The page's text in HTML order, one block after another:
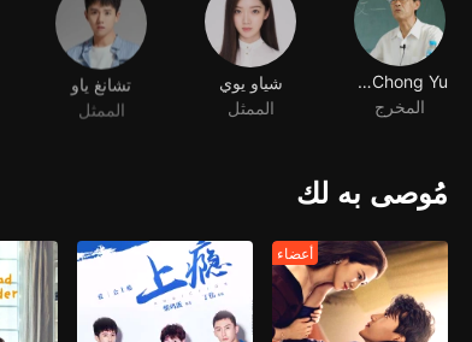
المخرج
شياو يوي
الممثل
تشانغ ياو
الممثل
مُوصى به لك
أعضاء